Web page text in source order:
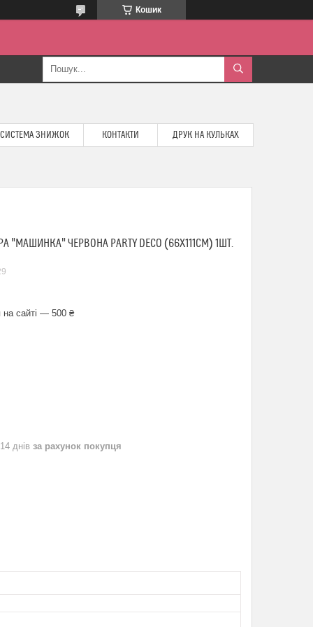
Кошик
СИСТЕМА ЗНИЖОК КОНТАКТИ ДРУК НА КУЛЬКАХ
ЧЕРВОНА PARTY DECO (66X111СМ) 1ШТ.
на сайті — 500 ₴
днів за рахунок покупця